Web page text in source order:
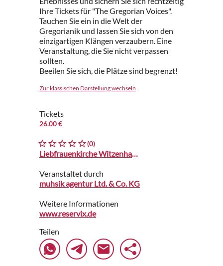
Ihre Tickets für "The Gregorian Voices".
Tauchen Sie ein in die Welt der
Gregorianik und lassen Sie sich von den
einzigartigen Klängen verzaubern. Eine
Veranstaltung, die Sie nicht verpassen
sollten.
Beeilen Sie sich, die Plätze sind begrenzt!
Zur klassischen Darstellung wechseln
Tickets
26.00 €
(0)
Liebfrauenkirche Witzenhausen
Veranstaltet durch
muhsik agentur Ltd. & Co. KG
Weitere Informationen
www.reservix.de
Teilen